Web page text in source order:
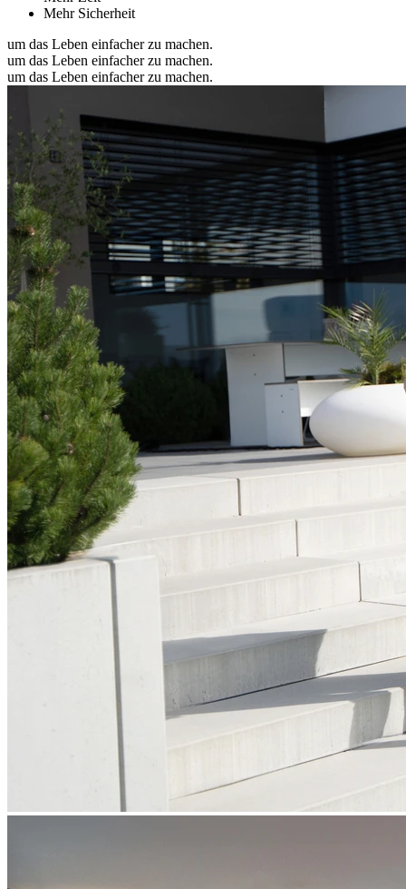
Mehr Sicherheit
um das Leben einfacher zu machen.
um das Leben einfacher zu machen.
um das Leben einfacher zu machen.